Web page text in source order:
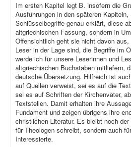
Im ersten Kapitel legt B. insofern die
Ausführungen in den späteren
Schlüsselbegriffe genau erklärt, diese
altgriechischen Fassung, sondern in
Offensichtlich geht sie nicht davon
Leser in der Lage sind, die Begriffe im
werde ich für unsere Leserinnen und
altgriechischen Buchstaben mitliefern,
deutsche Übersetzung. Hilfreich ist
auf Quellen verweist, sei es auf die
sei es auf Schriften der Kirchenväter,
Textstellen. Damit erhalten ihre
Fundament und zeigen übrigens ihre
christlichen Literatur. Es bleibt noch
für Theologen schreibt, sondern auch
Interessierte.